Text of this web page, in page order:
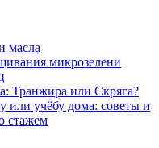
масла
микрозелени
Транжира или Скряга?
или учёбу дома: советы и
стажем